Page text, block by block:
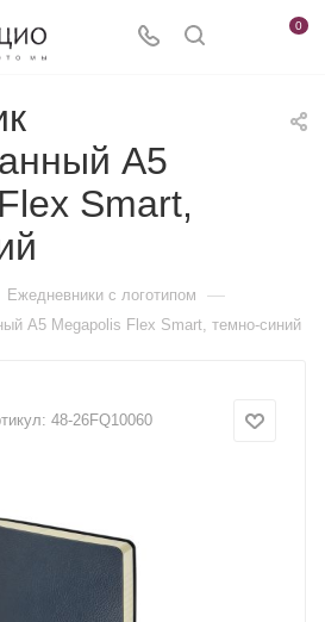
0
А5
Smart,
Ежедневники c логотипом —
А5 Megapolis Flex Smart, темно-синий
48-26FQ10060